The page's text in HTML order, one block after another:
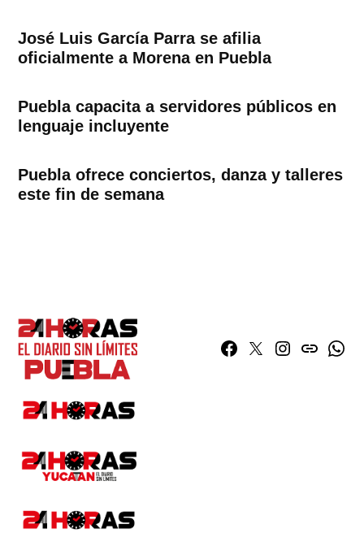
José Luis García Parra se afilia
oficialmente a Morena en Puebla
Puebla capacita a servidores públicos en
lenguaje incluyente
Puebla ofrece conciertos, danza y talleres
este fin de semana
Facebook
TwitterInstagram
issuu